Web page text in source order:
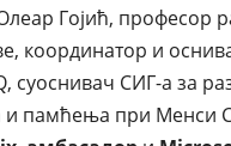
Гојић, професор
координатор и
суоснивач СИГ-а за
памћења при Менси